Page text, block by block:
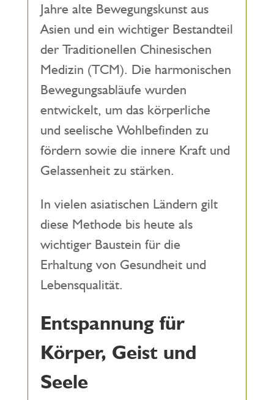
Jahre alte Bewegungskunst aus
Asien und ein wichtiger Bestandteil
der Traditionellen Chinesischen
Medizin (TCM). Die harmonischen
Bewegungsabläufe wurden
entwickelt, um das körperliche
und seelische Wohlbefinden zu
fördern sowie die innere Kraft und
Gelassenheit zu stärken.
In vielen asiatischen Ländern gilt
diese Methode bis heute als
wichtiger Baustein für die
Erhaltung von Gesundheit und
Lebensqualität.
Entspannung für
Körper, Geist und
Seele